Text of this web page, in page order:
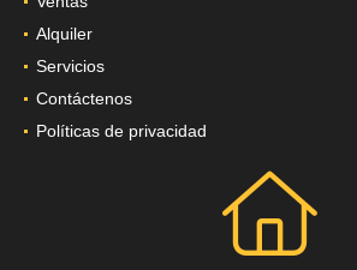
Alquiler
Servicios
Contáctenos
Políticas de privacidad